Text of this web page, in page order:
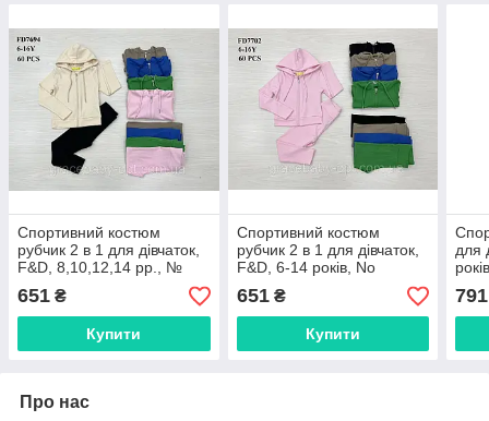
Спортивний костюм
рубчик 2 в 1 для дівчаток,
F&D, 8,10,12,14 рр., №
FD7694
651 ₴
Купити
Спортивний костюм
рубчик 2 в 1 для дівчаток,
F&D, 6-14 років, No
FD7702
651₴
Купити
для
791
Про нас